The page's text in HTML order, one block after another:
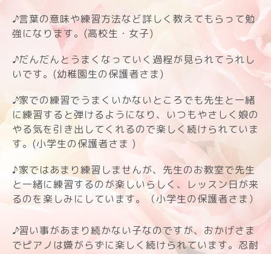
♪言葉の意味や練習方法など詳しく教えてもらって勉
強になります。 (高校生・女子)
♪だんだんとうまくなっていく過程が見られてうれし
いです。 (幼稚園生の保護者さま)
♪家での練習でうまくいかないところでも先生と一緒
に練習すると弾けるようになり、いつもやさしく娘の
やる気を引き出してくれるので楽しく続けられていま
す。(小学生の保護者さま )
♪家ではあまり練習しませんが、先生のお教室で先生
と一緒に練習するのが楽しいらしく、レッスン日が来
るのを楽しみにしています。（小学生の保護者さま）
♪習い事があまり続かない子なのですが、おかげさま
でピアノは嫌がらずに楽しく続けられています。忍耐